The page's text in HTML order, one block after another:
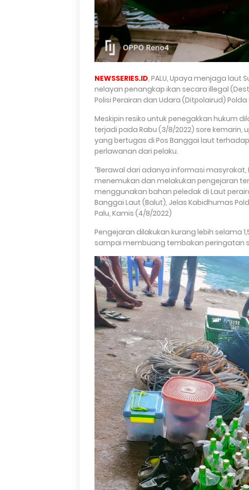
NEWSSERIES.ID, PALU, Upaya menjaga laut
nelayan penangkap ikan secara illegal
Polisi Perairan dan Udara (Ditpolairud) Polda
Meskipin resiko untuk penegakkan hukum
terjadi pada Rabu (3/8/2022) sore kemarin,
yang bertugas di Pos Banggai laut
perlawanan dari pelaku.
“Berawal dari adanya informasi masyrakat,
menemukan dan melakukan pengejaran
menggunakan bahan peledak di Laut
Banggai Laut (Balut), Jelas Kabidhumas
Palu, Kamis (4/8/2022)
Pengejaran dilakukan kurang lebih selama
sampai membuang tembakan peringatan